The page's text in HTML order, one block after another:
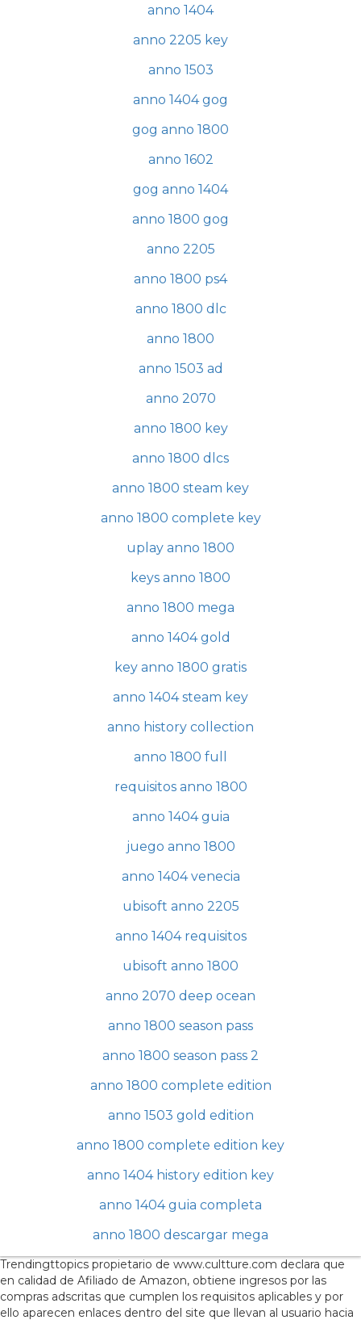
anno 1404
anno 2205 key
anno 1503
anno 1404 gog
gog anno 1800
anno 1602
gog anno 1404
anno 1800 gog
anno 2205
anno 1800 ps4
anno 1800 dlc
anno 1800
anno 1503 ad
anno 2070
anno 1800 key
anno 1800 dlcs
anno 1800 steam key
anno 1800 complete key
uplay anno 1800
keys anno 1800
anno 1800 mega
anno 1404 gold
key anno 1800 gratis
anno 1404 steam key
anno history collection
anno 1800 full
requisitos anno 1800
anno 1404 guia
juego anno 1800
anno 1404 venecia
ubisoft anno 2205
anno 1404 requisitos
ubisoft anno 1800
anno 2070 deep ocean
anno 1800 season pass
anno 1800 season pass 2
anno 1800 complete edition
anno 1503 gold edition
anno 1800 complete edition key
anno 1404 history edition key
anno 1404 guia completa
anno 1800 descargar mega
Trendingttopics propietario de www.cultture.com declara que
en calidad de Afiliado de Amazon, obtiene ingresos por las
compras adscritas que cumplen los requisitos aplicables y por
ello aparecen enlaces dentro del site que llevan al usuario hacia